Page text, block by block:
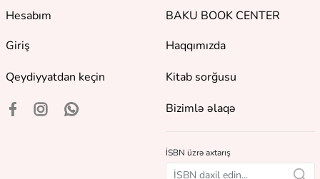
Hesabım
Giriş
Qeydiyyatdan keçin
BAKU BOOK CENTER
Haqqımızda
Kitab sorğusu
Bizimlə əlaqə
İSBN üzrə axtarış